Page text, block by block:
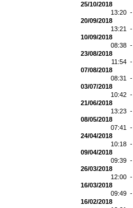
25/10/2018
13:20 -
20/09/2018
13:21 -
10/09/2018
08:38 -
23/08/2018
11:54 -
07/08/2018
08:31 -
03/07/2018
10:42 -
21/06/2018
13:23 -
08/05/2018
07:41 -
24/04/2018
10:18 -
09/04/2018
09:39 -
26/03/2018
12:00 -
16/03/2018
09:49 -
16/02/2018